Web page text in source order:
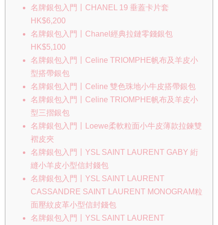
名牌銀包入門丨CHANEL 19 垂蓋卡片套
HK$6,200
名牌銀包入門丨Chanel經典拉鏈零錢銀包
HK$5,100
名牌銀包入門丨Celine TRIOMPHE帆布及羊皮小
型搭帶銀包
名牌銀包入門丨Celine 雙色珠地小牛皮搭帶銀包
名牌銀包入門丨Celine TRIOMPHE帆布及羊皮小
型三摺銀包
名牌銀包入門丨Loewe柔軟粒面小牛皮薄款拉鍊雙
褶皮夾
名牌銀包入門丨YSL SAINT LAURENT GABY 絎
縫小羊皮小型信封錢包
名牌銀包入門丨YSL SAINT LAURENT
CASSANDRE SAINT LAURENT MONOGRAM粒
面壓紋皮革小型信封錢包
名牌銀包入門丨YSL SAINT LAURENT